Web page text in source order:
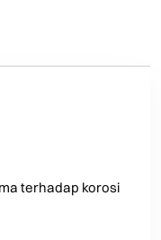
terhadap korosi